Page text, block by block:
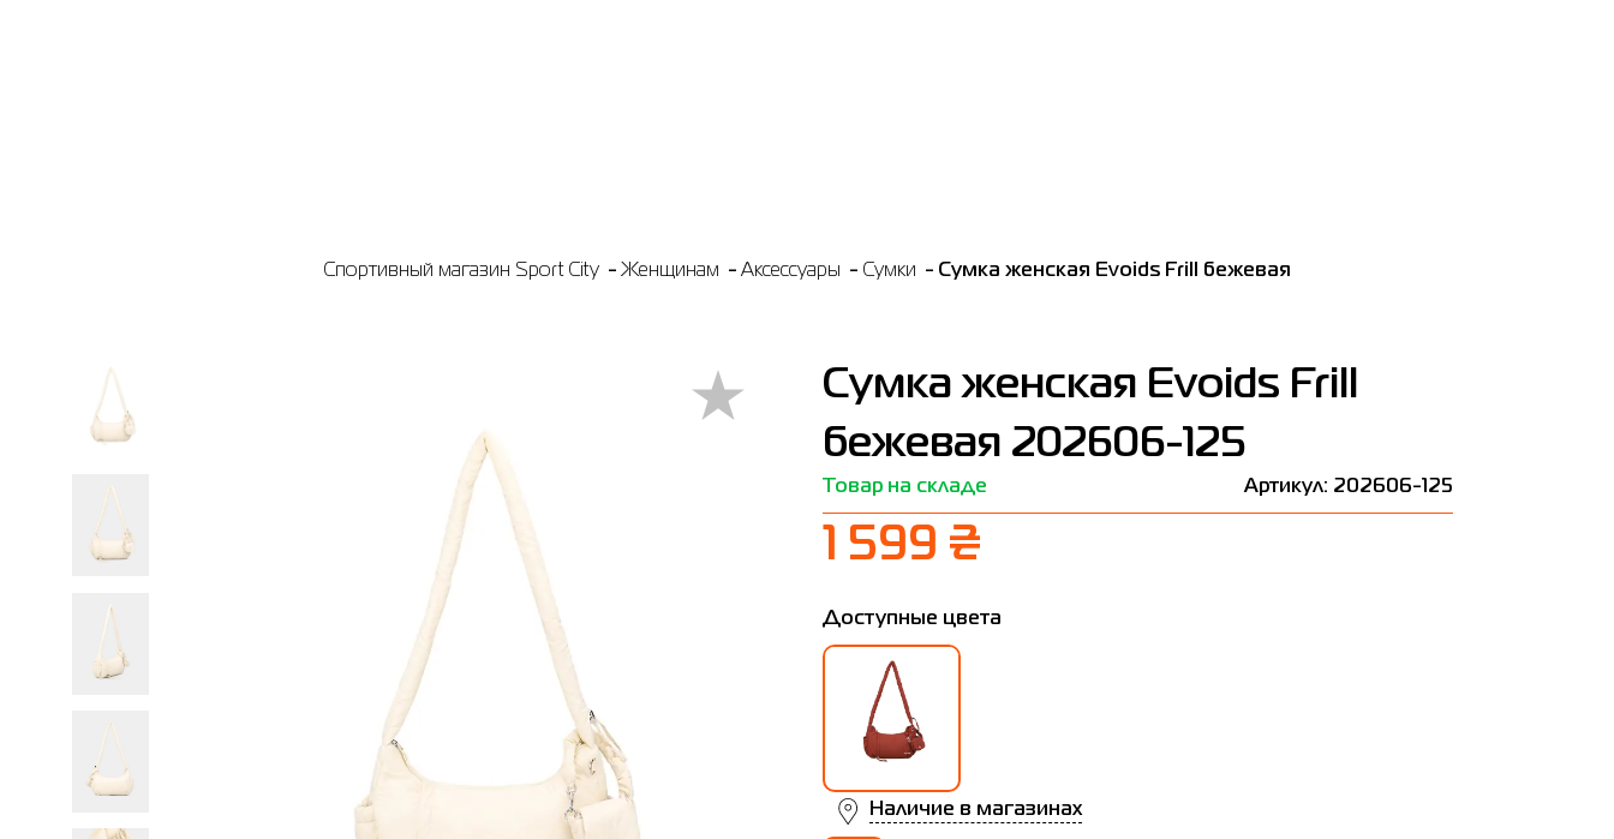
Спортивный магазин Sport City Женщинам Аксессуары Сумки Сумка женская Evoids Frill бежевая
Сумка женская Evoids Frill
бежевая 202606-125
Товар на складе Артикул: 202606-125
1 599 ₴
Доступные цвета
Наличие в магазинах